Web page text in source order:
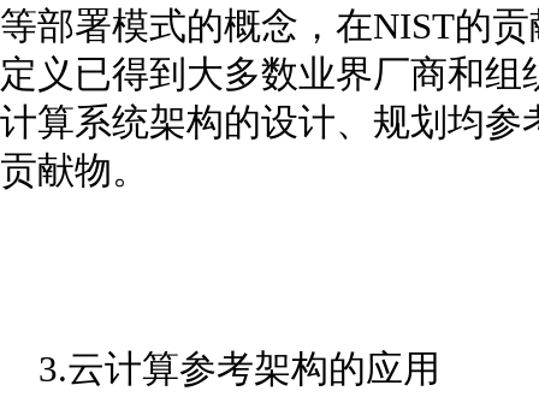
等部署模式的概念，在NIST的
定义已得到大多数业界厂商和
计算系统架构的设计、规划均
贡献物。
3.云计算参考架构的应用